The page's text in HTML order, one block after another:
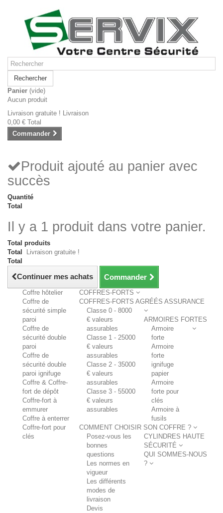
Rechercher
Panier (vide)
Aucun produit
Livraison gratuite ! Livraison
0,00 € Total
Commander
Produit ajouté au panier avec
succès
Quantité
Total
Il y a 1 produit dans votre panier.
Total produits
Total
Livraison gratuite !
Total
Continuer mes achats Commander
COFFRES-FORTS
Coffre hôtelier
Coffre de
sécurité simple
paroi
Coffre de
sécurité double
paroi
Coffre de
sécurité double
paroi ignifuge
Coffre & Coffre-
fort de dépôt
Coffre-fort à
emmurer
Coffre à enterrer
Coffre-fort pour
clés
COFFRES-FORTS AGRÉÉS ASSURANCE
Classe 0 - 8000
€ valeurs
assurables
Classe 1 - 25000
€ valeurs
assurables
Classe 2 - 35000
€ valeurs
assurables
Classe 3 - 55000
€ valeurs
assurables
ARMOIRES FORTES
Armoire
forte
Armoire
forte
ignifuge
papier
Armoire
forte pour
clés
Armoire à
fusils
COMMENT CHOISIR SON COFFRE ?
Posez-vous les
bonnes
questions
Les normes en
vigueur
Les différents
modes de
livraison
Devis
CYLINDRES HAUTE
SÉCURITÉ
QUI SOMMES-NOUS
?